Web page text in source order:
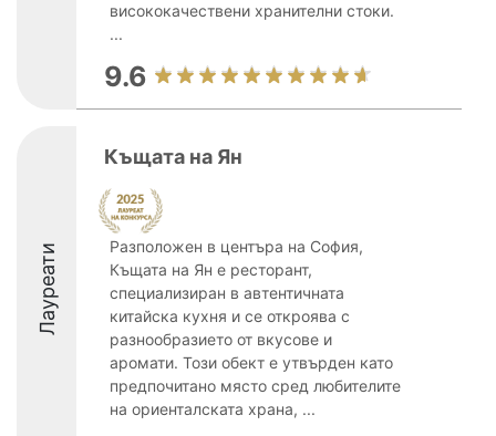
висококачествени хранителни стоки.
...
9.6
Лауреати
Къщата на Ян
Разположен в центъра на София,
Къщата на Ян е ресторант,
специализиран в автентичната
китайска кухня и се откроява с
разнообразието от вкусове и
аромати. Този обект е утвърден като
предпочитано място сред любителите
на ориенталската храна, ...